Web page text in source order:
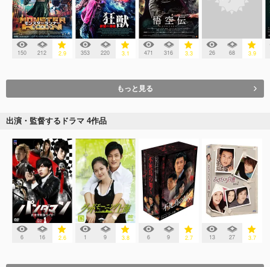
150 212 2.9 353 220 3.1 471 316 3.3 26 68 3.9
もっと見る
出演・監督するドラマ 4作品
6 16 2.6 1 9 3.8 6 9 2.7 13 27 3.7